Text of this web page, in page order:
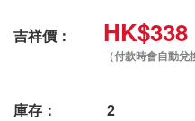
吉祥價： HK$338
（付款時會自動
庫存： 2